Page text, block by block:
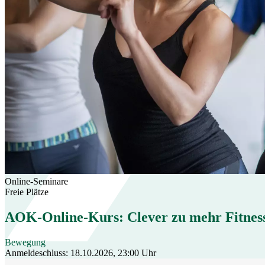
Online-Seminare
Freie Plätze
AOK-Online-Kurs: Clever zu mehr
Bewegung
Anmeldeschluss: 18.10.2026, 23:00 Uhr